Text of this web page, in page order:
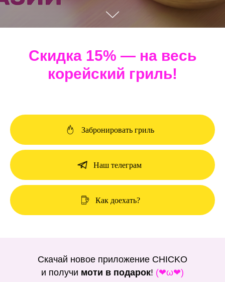
Скидка 15% — на весь
корейский гриль!
Забронировать гриль
Наш телеграм
Как доехать?
Скачай новое приложение CHICKO
и получи моти в подарок! (❤ω❤)